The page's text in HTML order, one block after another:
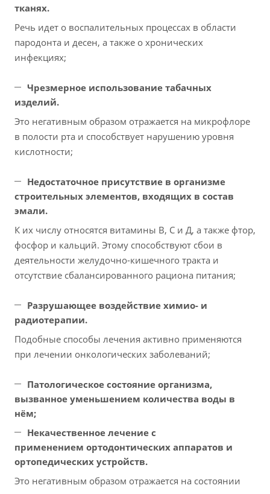
тканях.
Речь идет о воспалительных процессах в области
пародонта и десен, а также о хронических
инфекциях;
Чрезмерное использование табачных
изделий.
Это негативным образом отражается на микрофлоре
в полости рта и способствует нарушению уровня
кислотности;
Недостаточное присутствие в организме
строительных элементов, входящих в состав
эмали.
К их числу относятся витамины В, С и Д, а также фтор,
фосфор и кальций. Этому способствуют сбои в
деятельности желудочно-кишечного тракта и
отсутствие сбалансированного рациона питания;
Разрушающее воздействие химио- и
радиотерапии.
Подобные способы лечения активно применяются
при лечении онкологических заболеваний;
Патологическое состояние организма,
вызванное уменьшением количества воды в
нём;
Некачественное лечение с
применением ортодонтических аппаратов и
ортопедических устройств.
Это негативным образом отражается на состоянии